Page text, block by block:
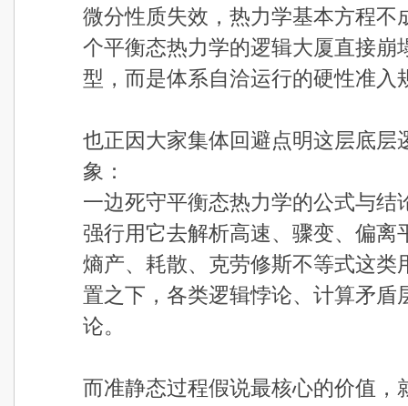
微分性质失效，热力学基本方程
个平衡态热力学的逻辑大厦直接崩
型，而是体系自洽运行的硬性准入
也正因大家集体回避点明这层底
象：
一边死守平衡态热力学的公式与
强行用它去解析高速、骤变、偏
熵产、耗散、克劳修斯不等式这
置之下，各类逻辑悖论、计算矛
论。
而准静态过程假说最核心的价值